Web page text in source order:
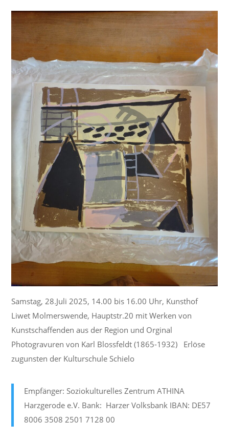
Samstag, 28.Juli 2025, 14.00 bis 16.00 Uhr, Kunsthof
Liwet Molmerswende, Hauptstr.20 mit Werken von
Kunstschaffenden aus der Region und Orginal
Photogravuren von Karl Blossfeldt (1865-1932) Erlöse
zugunsten der Kulturschule Schielo
Empfänger: Soziokulturelles Zentrum ATHINA
Harzgerode e.V. Bank: Harzer Volksbank IBAN: DE57
8006 3508 2501 7128 00